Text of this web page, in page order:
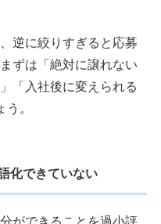
逆に絞りすぎると応募
ずは「絶対に譲れない
「入社後に変えられる
。
化できていない
ができることを過小評